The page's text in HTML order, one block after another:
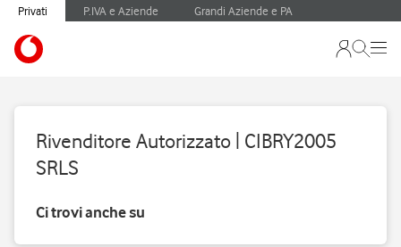
Privati P.IVA e Aziende Grandi Aziende e PA
Rivenditore Autorizzato | CIBRY2005
SRLS
Ci trovi anche su